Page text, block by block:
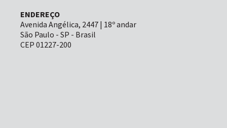
ENDEREÇO
Avenida Angélica, 2447 | 18º andar
São Paulo - SP - Brasil
CEP 01227-200